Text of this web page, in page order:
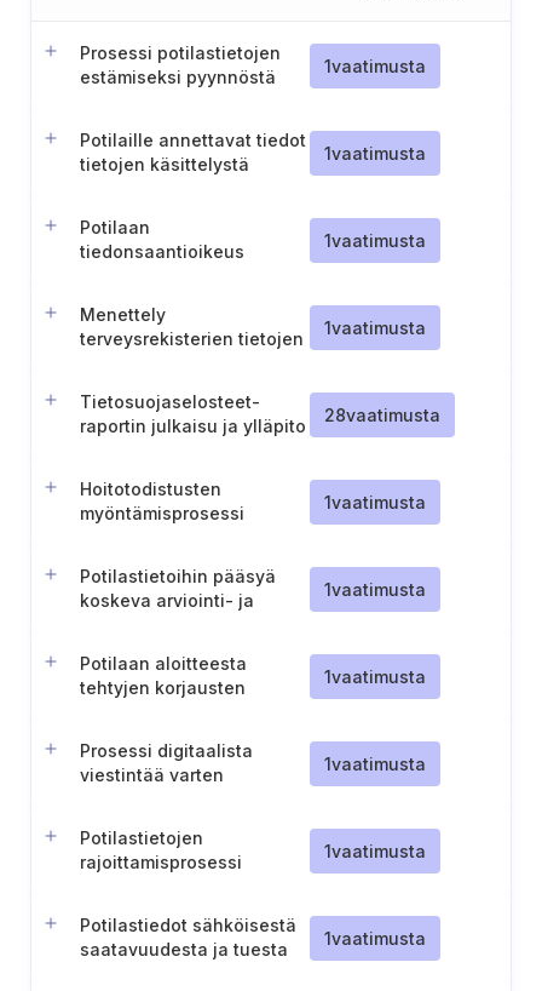
Prosessi potilastietojen
estämiseksi pyynnöstä
1vaatimusta
Potilaille annettavat tiedot
tietojen käsittelystä
1vaatimusta
Potilaan
tiedonsaantioikeus
1vaatimusta
Menettely
terveysrekisterien tietojen
1vaatimusta
Tietosuojaselosteet-
raportin julkaisu ja ylläpito
28vaatimusta
Hoitotodistusten
myöntämisprosessi
1vaatimusta
Potilastietoihin pääsyä
koskeva arviointi- ja
1vaatimusta
Potilaan aloitteesta
tehtyjen korjausten
1vaatimusta
Prosessi digitaalista
viestintää varten
1vaatimusta
Potilastietojen
rajoittamisprosessi
1vaatimusta
Potilastiedot sähköisestä
saatavuudesta ja tuesta
1vaatimusta